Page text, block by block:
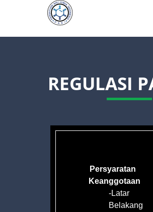
REGULASI
Persyaratan
Keanggotaan
-Latar
Belakang